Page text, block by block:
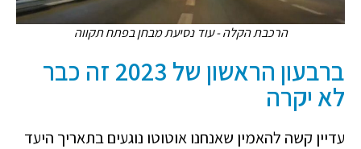
הרכבת הקלה - עוד נסיעת מבחן בפתח תקווה
ברבעון הראשון של 2023 זה כבר
לא יקרה
עדיין קשה להאמין שאנחנו אוטוטו נוגעים בתאריך היעד